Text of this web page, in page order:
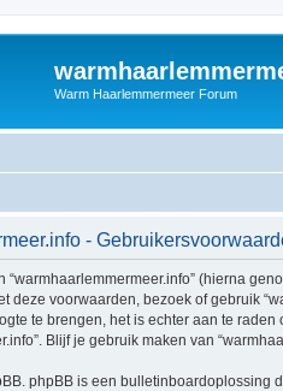
Warm Haarlemmermeer Forum
-
(hierna
deze voorwaarden, bezoek of gebruik
te brengen, het is echter aan te
Blijf je gebruik maken van
phpBB is een bulletinboardoplossing